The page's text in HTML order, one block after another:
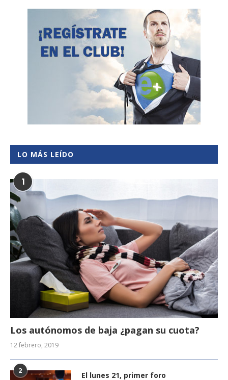
LO MÁS LEÍDO
1
Los autónomos de baja ¿pagan su cuota?
12 febrero, 2019
2
El lunes 21, primer foro